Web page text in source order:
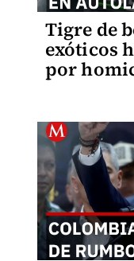
Tigre de
exóticos
por